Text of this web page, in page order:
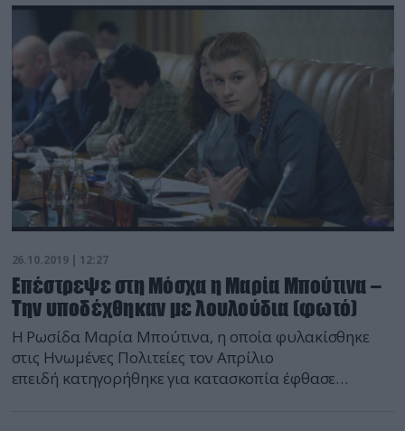
Σαουδαραβικής κυβέρνησης. Σύμφωνα με τα
δικαστήρια του San Francisco, η κυβέρνηση της
Σαουδικής Αραβίας επιστράτευσε υπαλλήλους του
Twitter για να κατασκοπεύσουν χιλιάδες
λογαριασμούς οι οποίοι […]
26.10.2019 | 12:27
Επέστρεψε στη Μόσχα η Μαρία Μπούτινα –
Την υποδέχθηκαν με λουλούδια (φωτό)
Η Ρωσίδα Μαρία Μπούτινα, η οποία φυλακίσθηκε
στις Ηνωμένες Πολιτείες τον Απρίλιο
επειδή κατηγορήθηκε για κατασκοπία έφθασε